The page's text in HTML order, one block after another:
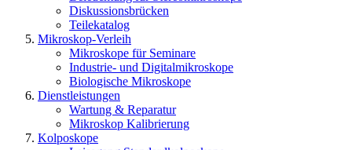
Diskussionsbrücken
Teilekatalog
Mikroskop-Verleih
Mikroskope für Seminare
Industrie- und Digitalmikroskope
Biologische Mikroskope
Dienstleistungen
Wartung & Reparatur
Mikroskop Kalibrierung
Kolposkope